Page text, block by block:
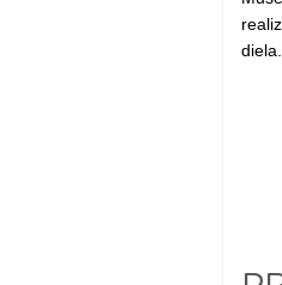
diela.